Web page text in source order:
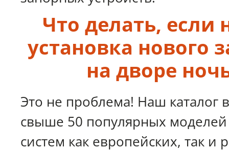
Что делать, если
установка нового
на дворе
Это не проблема! Наш каталог
свыше 50 популярных
систем как европейских, так и